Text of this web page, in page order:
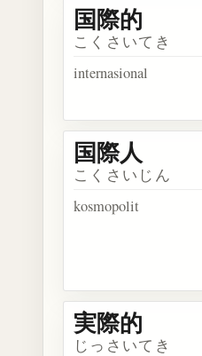
国際的
こくさいてき
internasional
国際人
こくさいじん
kosmopolit
実際的
じっさいてき